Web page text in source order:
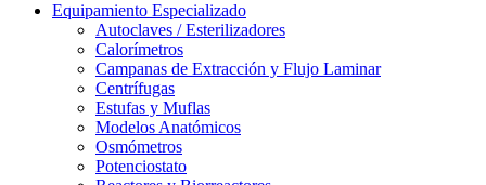
Equipamiento Especializado
Autoclaves / Esterilizadores
Calorímetros
Campanas de Extracción y Flujo Laminar
Centrífugas
Estufas y Muflas
Modelos Anatómicos
Osmómetros
Potenciostato